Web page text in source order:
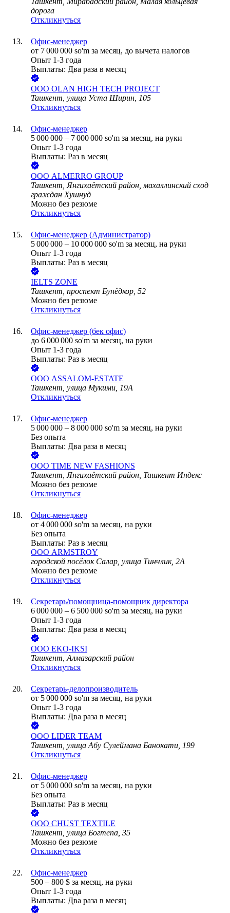
дорога
Откликнуться
Офис-менеджер
от 7 000 000 so'm за месяц, до вычета налогов
Опыт 1-3 года
Выплаты: Два раза в месяц
ООО OLAN HIGH TECH PROJECT
Ташкент, улица Уста Ширин, 105
Откликнуться
Офис-менеджер
5 000 000 – 7 000 000 so'm за месяц, на руки
Опыт 1-3 года
Выплаты: Раз в месяц
ООО ALMERRO GROUP
Ташкент, Янгихаётский район, махаллинский сход
граждан Хушнуд
Можно без резюме
Откликнуться
Офис-менеджер (Администратор)
5 000 000 – 10 000 000 so'm за месяц, на руки
Опыт 1-3 года
Выплаты: Раз в месяц
IELTS ZONE
Ташкент, проспект Бунёдкор, 52
Можно без резюме
Откликнуться
Офис-менеджер (бек офис)
до 6 000 000 so'm за месяц, на руки
Опыт 1-3 года
Выплаты: Раз в месяц
ООО ASSALOM-ESTATE
Ташкент, улица Мукими, 19A
Откликнуться
Офис-менеджер
5 000 000 – 8 000 000 so'm за месяц, на руки
Без опыта
Выплаты: Два раза в месяц
ООО TIME NEW FASHIONS
Ташкент, Янгихаётский район, Ташкент Индекс
Можно без резюме
Откликнуться
Офис-менеджер
от 4 000 000 so'm за месяц, на руки
Без опыта
Выплаты: Раз в месяц
ООО ARMSTROY
городской посёлок Салар, улица Тинчлик, 2A
Можно без резюме
Откликнуться
Секретарь/помощница-помощник директора
6 000 000 – 6 500 000 so'm за месяц, на руки
Опыт 1-3 года
Выплаты: Два раза в месяц
ООО EKO-IKSI
Ташкент, Алмазарский район
Откликнуться
Секретарь-делопроизводитель
от 5 000 000 so'm за месяц, на руки
Опыт 1-3 года
Выплаты: Два раза в месяц
ООО LIDER TEAM
Ташкент, улица Абу Сулеймана Банокати, 199
Откликнуться
Офис-менеджер
от 5 000 000 so'm за месяц, на руки
Без опыта
Выплаты: Раз в месяц
ООО CHUST TEXTILE
Ташкент, улица Богтепа, 35
Можно без резюме
Откликнуться
Офис-менеджер
500 – 800 $ за месяц, на руки
Опыт 1-3 года
Выплаты: Два раза в месяц